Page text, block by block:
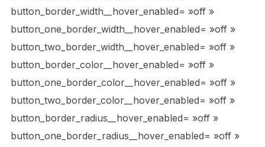
button_border_width__hover_enabled= »off »
button_one_border_width__hover_enabled= »off »
button_two_border_width__hover_enabled= »off »
button_border_color__hover_enabled= »off »
button_one_border_color__hover_enabled= »off »
button_two_border_color__hover_enabled= »off »
button_border_radius__hover_enabled= »off »
button_one_border_radius__hover_enabled= »off »